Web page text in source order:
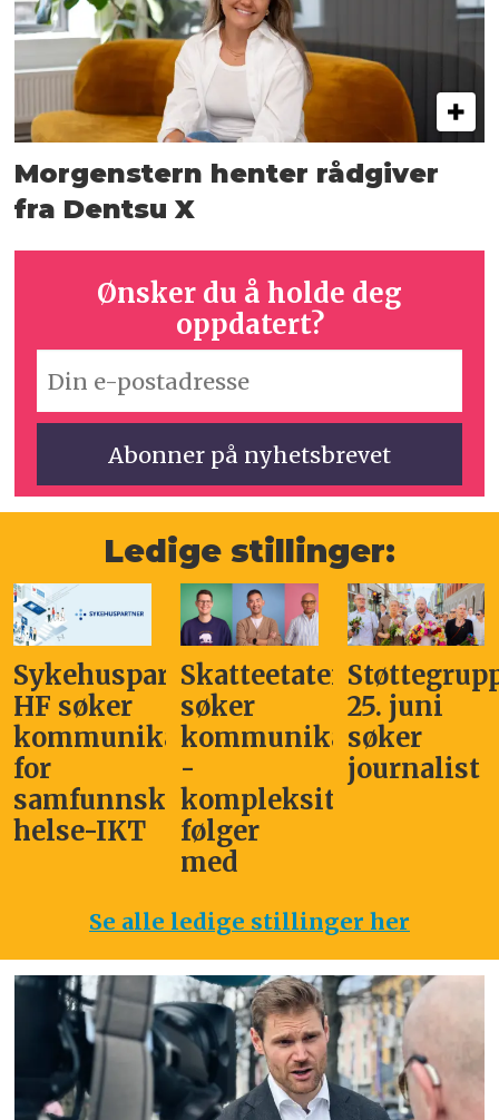
Morgenstern henter rådgiver
fra Dentsu X
Ønsker du å holde deg
oppdatert?
Ledige stillinger:
Sykehuspartner
HF søker
kommunikasjonssjef
for
samfunnskritisk
helse-IKT
Skatteetaten
søker
kommunikasjonsleder
-
kompleksitet
følger
med
25. juni
søker
journalist
Se alle ledige stillinger her